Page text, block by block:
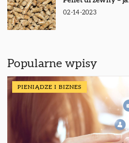
02-14-2023
Popularne wpisy
PIENIĄDZE I BIZNES